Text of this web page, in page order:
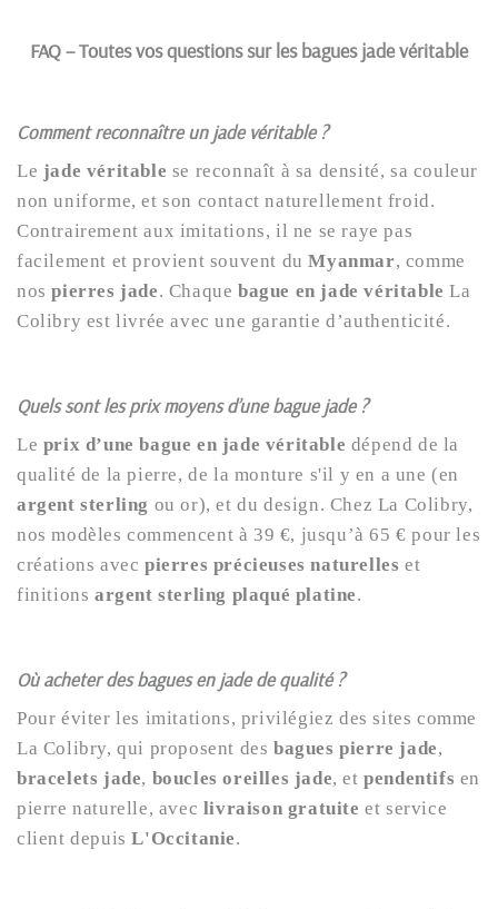
FAQ – Toutes vos questions sur les bagues jade véritable
Comment reconnaître un jade véritable ?
Le jade véritable se reconnaît à sa densité, sa couleur
non uniforme, et son contact naturellement froid.
Contrairement aux imitations, il ne se raye pas
facilement et provient souvent duMyanmar, comme
nospierres jade. Chaquebague en jade véritable La
Colibry est livrée avec une garantie d’authenticité.
Quels sont les prix moyens d’une bague jade ?
Le prix d’une bague en jade véritable dépend de la
qualité de la pierre, de la monture s'il y en a une (en
argent sterling ou or), et du design. Chez La Colibry,
nos modèles commencent à 39 €, jusqu’à 65 € pour les
créations avec pierres précieuses naturelles et
finitions argent sterling plaqué platine.
Où acheter des bagues en jade de qualité ?
Pour éviter les imitations, privilégiez des sites comme
La Colibry, qui proposent desbagues pierre jade,
bracelets jade, boucles oreilles jade, etpendentifs en
pierre naturelle, avec livraison gratuite et service
client depuisL'Occitanie.